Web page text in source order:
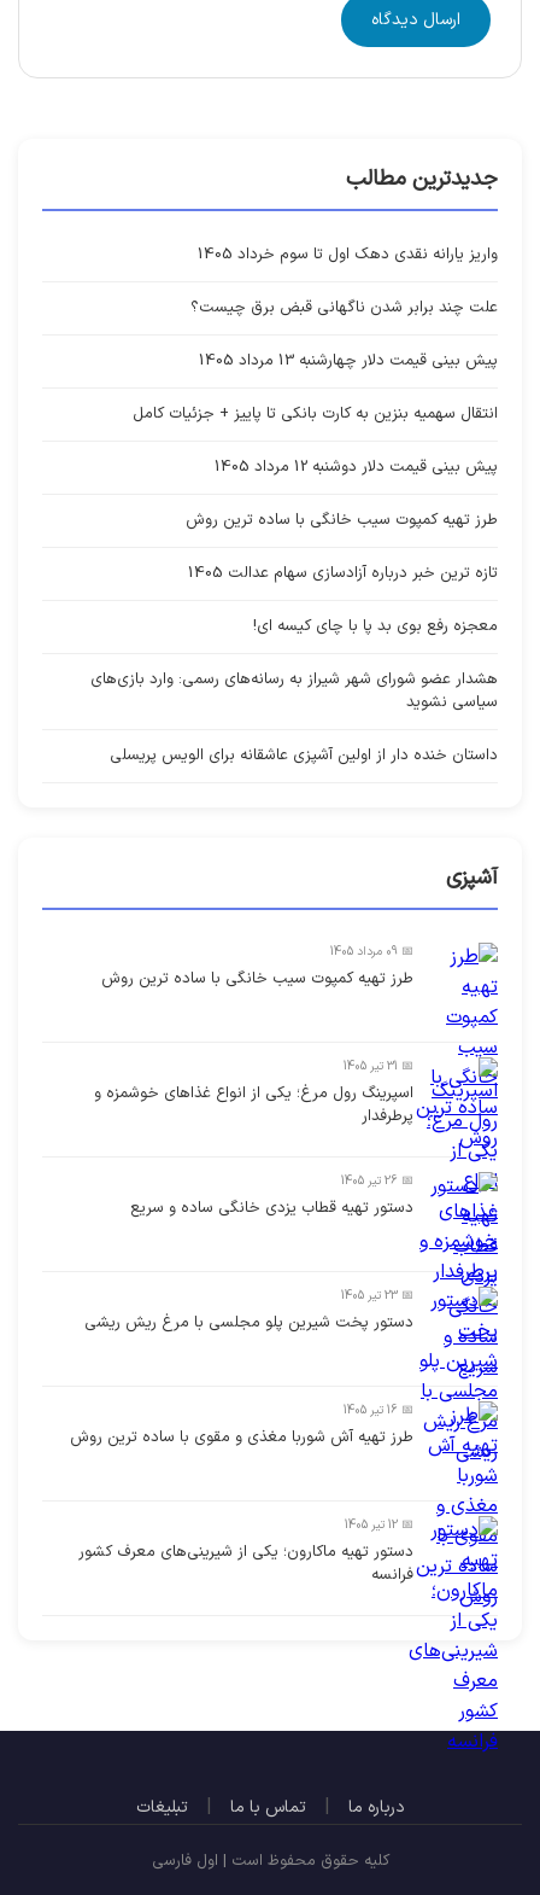
ارسال دیدگاه
جدیدترین مطالب
واریز یارانه نقدی دهک اول تا سوم خرداد 1405
علت چند برابر شدن ناگهانی قبض برق چیست؟
پیش بینی قیمت دلار چهارشنبه 13 مرداد 1405
انتقال سهمیه بنزین به کارت بانکی تا پاییز + جزئیات کامل
پیش بینی قیمت دلار دوشنبه 12 مرداد 1405
طرز تهیه کمپوت سیب خانگی با ساده ترین روش
تازه ترین خبر درباره آزادسازی سهام عدالت 1405
معجزه رفع بوی بد پا با چای کیسه ای!
هشدار عضو شورای شهر شیراز به رسانه‌های رسمی: وارد بازی‌های
سیاسی نشوید
داستان خنده دار از اولین آشپزی عاشقانه برای الویس پریسلی
آشپزی
📅 09 مرداد 1405
طرز تهیه کمپوت سیب خانگی با ساده ترین روش
📅 31 تیر 1405
اسپرینگ رول مرغ؛ یکی از انواع غذاهای خوشمزه و
پرطرفدار
📅 26 تیر 1405
دستور تهیه قطاب یزدی خانگی ساده و سریع
📅 23 تیر 1405
دستور پخت شیرین پلو مجلسی با مرغ ریش ریشی
📅 16 تیر 1405
طرز تهیه آش شوربا مغذی و مقوی با ساده ترین روش
📅 12 تیر 1405
دستور تهیه ماکارون؛ یکی از شیرینی‌های معرف کشور
فرانسه
درباره ما | تماس با ما | تبلیغات
کلیه حقوق محفوظ است | اول فارسی